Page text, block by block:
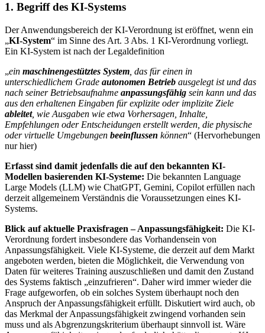
1. Begriff des KI-Systems
Der Anwendungsbereich der KI-Verordnung ist eröffnet, wenn ein
„KI-System“ im Sinne des Art. 3 Abs. 1 KI-Verordnung vorliegt.
Ein KI-System ist nach der Legaldefinition
„ein maschinengestütztes System , das für einen in
unterschiedlichem Grade autonomen Betrieb ausgelegt ist und das
nach seiner Betriebsaufnahme anpassungsfähig sein kann und das
aus den erhaltenen Eingaben für explizite oder implizite Ziele
ableitet, wie Ausgaben wie etwa Vorhersagen, Inhalte,
Empfehlungen oder Entscheidungen erstellt werden, die physische
oder virtuelle Umgebungen beeinflussen können“ (Hervorhebungen
nur hier)
Erfasst sind damit jedenfalls die auf den bekannten KI-
Modellen basierenden KI-Systeme: Die bekannten Language
Large Models (LLM) wie ChatGPT, Gemini, Copilot erfüllen nach
derzeit allgemeinem Verständnis die Voraussetzungen eines KI-
Systems.
Blick auf aktuelle Praxisfragen – Anpassungsfähigkeit: Die KI-
Verordnung fordert insbesondere das Vorhandensein von
Anpassungsfähigkeit. Viele KI-Systeme, die derzeit auf dem Markt
angeboten werden, bieten die Möglichkeit, die Verwendung von
Daten für weiteres Training auszuschließen und damit den Zustand
des Systems faktisch „einzufrieren“. Daher wird immer wieder die
Frage aufgeworfen, ob ein solches System überhaupt noch den
Anspruch der Anpassungsfähigkeit erfüllt. Diskutiert wird auch, ob
das Merkmal der Anpassungsfähigkeit zwingend vorhanden sein
muss und als Abgrenzungskriterium überhaupt sinnvoll ist. Wäre